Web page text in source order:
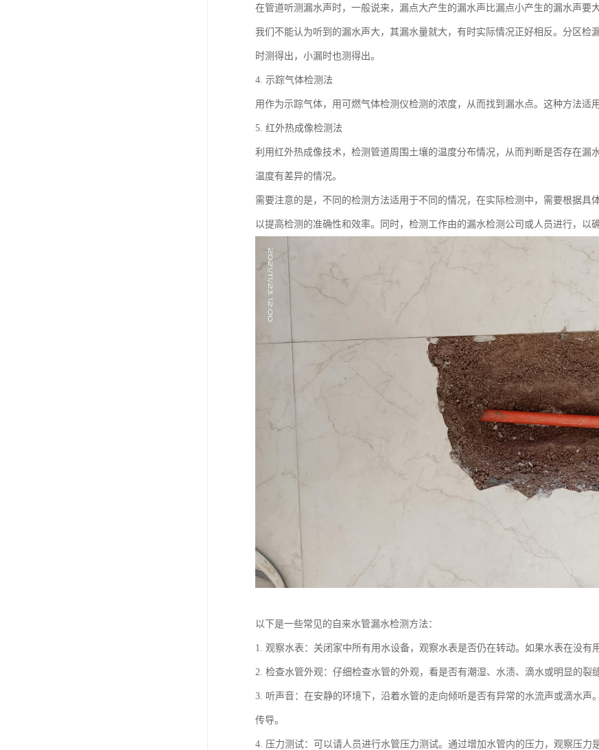
在管道听测漏水声时，一般说来，漏点大产生的漏水声比漏点小产生的漏水声要
我们不能认为听到的漏水声大，其漏水量就大，有时实际情况正好相反。分区检
时测得出，小漏时也测得出。
4. 示踪气体检测法
用作为示踪气体，用可燃气体检测仪检测的浓度，从而找到漏水点。这种方法适
5. 红外热成像检测法
利用红外热成像技术，检测管道周围土壤的温度分布情况，从而判断是否存在漏
温度有差异的情况。
需要注意的是，不同的检测方法适用于不同的情况，在实际检测中，需要根据具
以提高检测的准确性和效率。同时，检测工作由的漏水检测公司或人员进行，以
以下是一些常见的自来水管漏水检测方法：
1. 观察水表：关闭家中所有用水设备，观察水表是否仍在转动。如果水表在没有
2. 检查水管外观：仔细检查水管的外观，看是否有潮湿、水渍、滴水或明显的裂
3. 听声音：在安静的环境下，沿着水管的走向倾听是否有异常的水流声或滴水
传导。
4. 压力测试：可以请人员进行水管压力测试。通过增加水管内的压力，观察压